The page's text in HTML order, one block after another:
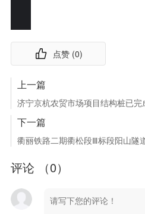
点赞 (0)
上一篇
济宁京杭农贸市场项目结构桩已完
下一篇
衢丽铁路二期衢松段Ⅲ标段阳山隧
评论 （0）